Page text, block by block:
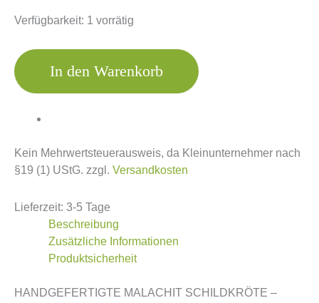
Verfügbarkeit: 1 vorrätig
In den Warenkorb
Kein Mehrwertsteuerausweis, da Kleinunternehmer nach
§19 (1) UStG. zzgl. Versandkosten
Lieferzeit: 3-5 Tage
Beschreibung
Zusätzliche Informationen
Produktsicherheit
HANDGEFERTIGTE MALACHIT SCHILDKRÖTE –